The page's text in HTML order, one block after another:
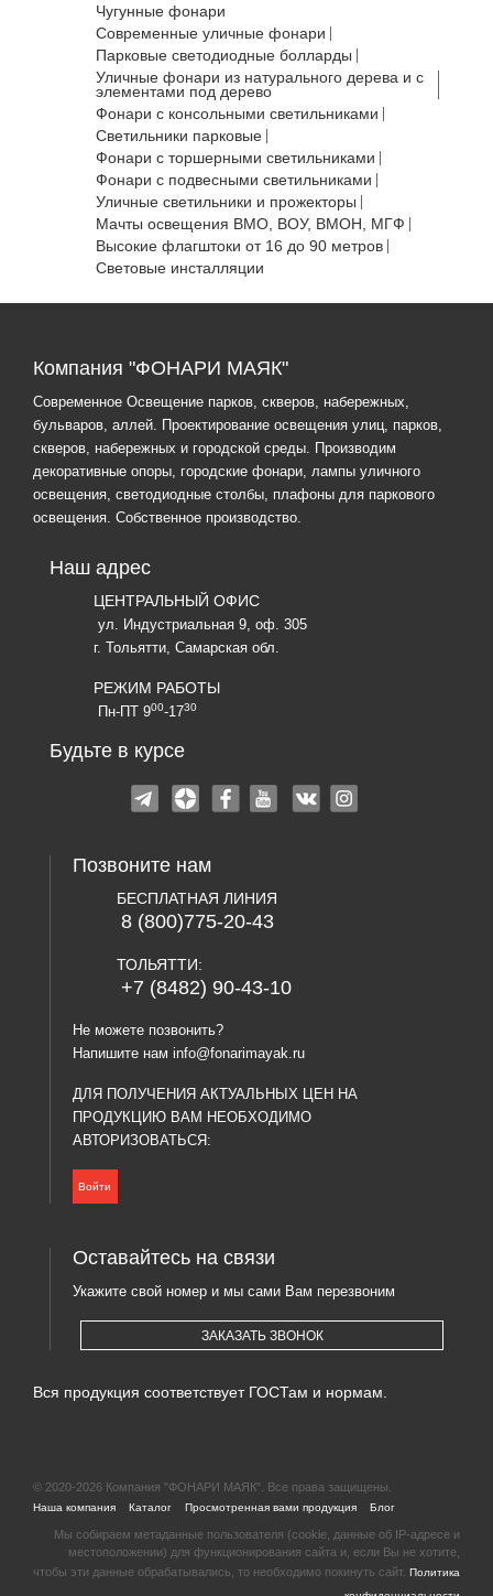
Чугунные фонари
Современные уличные фонари
Парковые светодиодные болларды
Уличные фонари из натурального дерева и с
элементами под дерево
Фонари с консольными светильниками
Светильники парковые
Фонари с торшерными светильниками
Фонари с подвесными светильниками
Уличные светильники и прожекторы
Мачты освещения ВМО, ВОУ, ВМОН, МГФ
Высокие флагштоки от 16 до 90 метров
Световые инсталляции
Компания "ФОНАРИ МАЯК"
Современное Освещение парков, скверов, набережных,
бульваров, аллей. Проектирование освещения улиц, парков,
скверов, набережных и городской среды. Производим
декоративные опоры, городские фонари, лампы уличного
освещения, светодиодные столбы, плафоны для паркового
освещения. Собственное производство.
Наш адрес
ЦЕНТРАЛЬНЫЙ ОФИС
ул. Индустриальная 9, оф. 305
г. Тольятти, Самарская обл.
РЕЖИМ РАБОТЫ
Пн-ПТ 900-1730
Будьте в курсе
Позвоните нам
БЕСПЛАТНАЯ ЛИНИЯ
8 (800)775-20-43
ТОЛЬЯТТИ:
+7 (8482) 90-43-10
Не можете позвонить?
Напишите нам info@fonarimayak.ru
ДЛЯ ПОЛУЧЕНИЯ АКТУАЛЬНЫХ ЦЕН НА
ПРОДУКЦИЮ ВАМ НЕОБХОДИМО
АВТОРИЗОВАТЬСЯ:
Войти
Оставайтесь на связи
Укажите свой номер и мы сами Вам перезвоним
ЗАКАЗАТЬ ЗВОНОК
Вся продукция соответствует ГОСТам и нормам.
© 2020-2026 Компания "ФОНАРИ МАЯК". Все права защищены.
Наша компания Каталог Просмотренная вами продукция Блог
Мы собираем метаданные пользователя (cookie, данные об IP-адресе и
местоположении) для функционирования сайта и, если Вы не хотите,
чтобы эти данные обрабатывались, то необходимо покинуть сайт. Политика